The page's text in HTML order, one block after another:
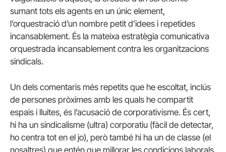
sumant tots els agents en un únic element,
l’orquestració d’un nombre petit d’idees i repetides
incansablement. És la mateixa estratègia comunicativa
orquestrada incansablement contra les organitzacions
sindicals.
Un dels comentaris més repetits que he escoltat, inclús
de persones pròximes amb les quals he compartit
espais i lluites, és l’acusació de corporativisme. És cert,
hi ha un sindicalisme (ultra) corporatiu (fàcil de detectar,
ho centra tot en el jo), però també hi ha un de classe (el
nosaltres) que entén que millorar les condicions laborals